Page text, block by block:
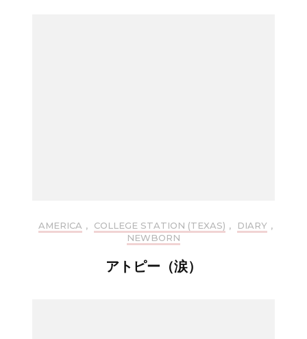
AMERICA , COLLEGE STATION (TEXAS) , DIARY ,
NEWBORN
アトピー（涙）